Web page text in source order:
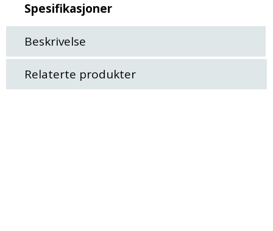
Spesifikasjoner
Beskrivelse
Relaterte produkter